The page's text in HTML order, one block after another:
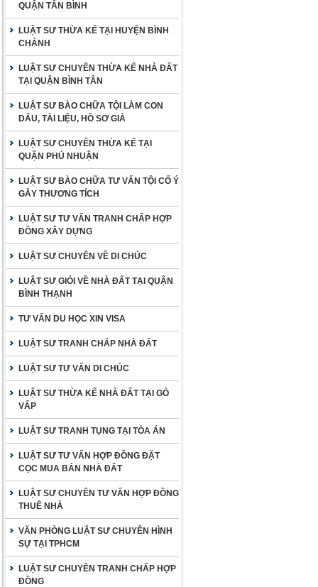
QUẬN TÂN BÌNH
LUẬT SƯ THỪA KẾ TẠI HUYỆN BÌNH
CHÁNH
LUẬT SƯ CHUYÊN THỪA KẾ NHÀ ĐẤT
TẠI QUẬN BÌNH TÂN
LUẬT SƯ BÀO CHỮA TỘI LÀM CON
DẤU, TÀI LIỆU, HỒ SƠ GIẢ
LUẬT SƯ CHUYÊN THỪA KẾ TẠI
QUẬN PHÚ NHUẬN
LUẬT SƯ BÀO CHỮA TƯ VẤN TỘI CỐ Ý
GÂY THƯƠNG TÍCH
LUẬT SƯ TƯ VẤN TRANH CHẤP HỢP
ĐỒNG XÂY DỰNG
LUẬT SƯ CHUYÊN VỀ DI CHÚC
LUẬT SƯ GIỎI VỀ NHÀ ĐẤT TẠI QUẬN
BÌNH THẠNH
TƯ VẤN DU HỌC XIN VISA
LUẬT SƯ TRANH CHẤP NHÀ ĐẤT
LUẬT SƯ TƯ VẤN DI CHÚC
LUẬT SƯ THỪA KẾ NHÀ ĐẤT TẠI GÒ
VẤP
LUẬT SƯ TRANH TỤNG TẠI TÒA ÁN
LUẬT SƯ TƯ VẤN HỢP ĐỒNG ĐẶT
CỌC MUA BÁN NHÀ ĐẤT
LUẬT SƯ CHUYÊN TƯ VẤN HỢP ĐỒNG
THUÊ NHÀ
VĂN PHÒNG LUẬT SƯ CHUYÊN HÌNH
SỰ TẠI TPHCM
LUẬT SƯ CHUYÊN TRANH CHẤP HỢP
ĐỒNG